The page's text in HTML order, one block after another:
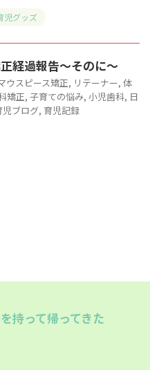
児グッズ
経過報告～そのに～
ウスピース矯正, リテーナー, 体
矯正, 子育ての悩み, 小児歯科, 日
児ブログ, 育児記録
持って帰ってきた